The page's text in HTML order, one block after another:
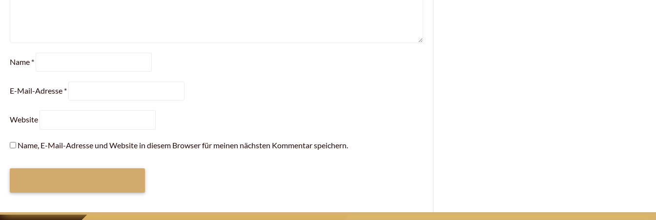
Name *
E-Mail-Adresse *
Website
Name, E-Mail-Adresse und Website in diesem Browser für meinen nächsten Kommentar speichern.